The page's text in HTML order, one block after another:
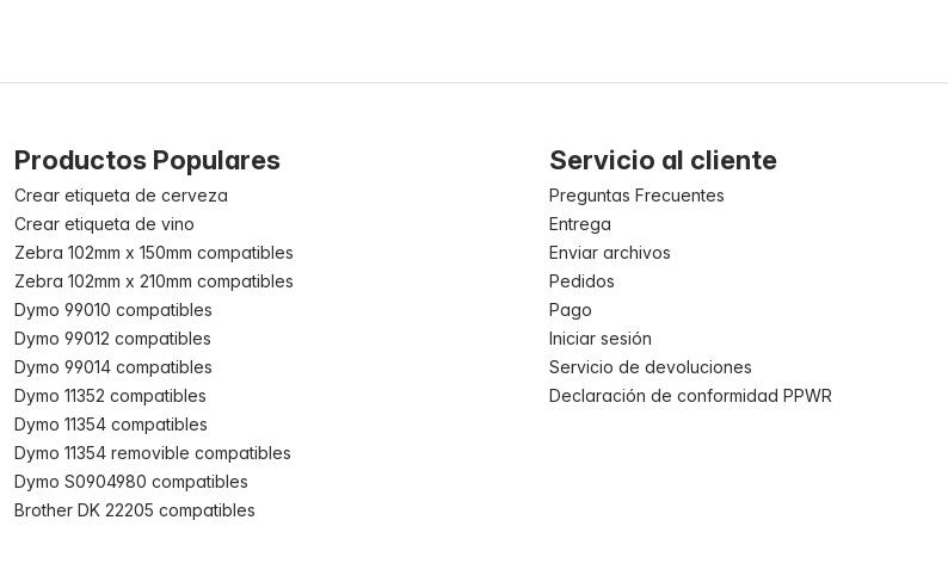
Productos Populares
Crear etiqueta de cerveza
Crear etiqueta de vino
Zebra 102mm x 150mm compatibles
Zebra 102mm x 210mm compatibles
Dymo 99010 compatibles
Dymo 99012 compatibles
Dymo 99014 compatibles
Dymo 11352 compatibles
Dymo 11354 compatibles
Dymo 11354 removible compatibles
Dymo S0904980 compatibles
Brother DK 22205 compatibles
Servicio al cliente
Preguntas Frecuentes
Entrega
Enviar archivos
Pedidos
Pago
Iniciar sesión
Servicio de devoluciones
Declaración de conformidad PPWR